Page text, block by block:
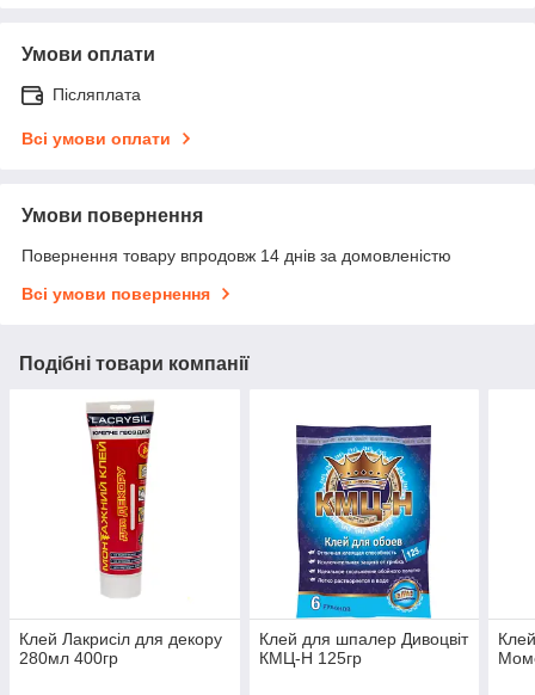
Умови оплати
Післяплата
Всі умови оплати
Умови повернення
Повернення товару впродовж 14 днів за домовленістю
Всі умови повернення
Подібні товари компанії
Клей Лакрисіл для декору
280мл 400гр
Клей для шпалер Дивоцвіт
КМЦ-Н 125гр